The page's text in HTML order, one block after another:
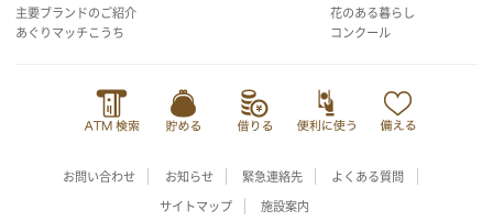
主要ブランドのご紹介
あぐりマッチこうち
花のある暮らし
コンクール
お問い合わせ お知らせ 緊急連絡先 よくある質問
サイトマップ 施設案内